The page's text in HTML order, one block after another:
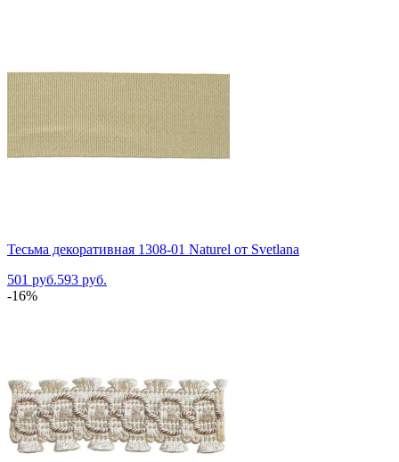
Тесьма декоративная 1308-01 Naturel от Svetlana
501 руб.593 руб.
-16%